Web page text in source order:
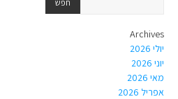
Archives
יולי 2026
יוני 2026
מאי 2026
אפריל 2026